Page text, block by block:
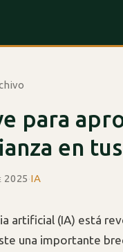
para
en
2025·IA
artificial (IA) está
una importante